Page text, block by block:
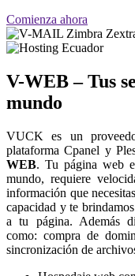
Comienza ahora
V-WEB – Tus
mundo
VUCK es un
plataforma Cpanel y
WEB. Tu página web
mundo, requiere
información que
capacidad y te
a tu página. Además
como: compra de
sincronización de